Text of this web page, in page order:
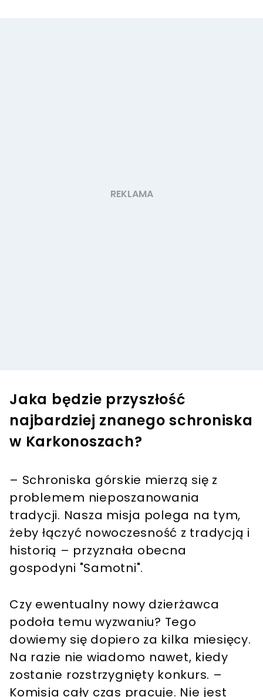
Jaka będzie przyszłość
najbardziej znanego schroniska
w Karkonoszach?
– Schroniska górskie mierzą się z
problemem nieposzanowania
tradycji. Nasza misja polega na tym,
żeby łączyć nowoczesność z tradycją i
historią – przyznała obecna
gospodyni "Samotni".
Czy ewentualny nowy dzierżawca
podoła temu wyzwaniu? Tego
dowiemy się dopiero za kilka miesięcy.
Na razie nie wiadomo nawet, kiedy
zostanie rozstrzygnięty konkurs. –
Komisja cały czas pracuje. Nie jest